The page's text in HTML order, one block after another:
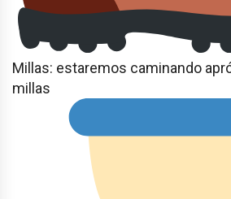
Millas: estaremos caminando
millas